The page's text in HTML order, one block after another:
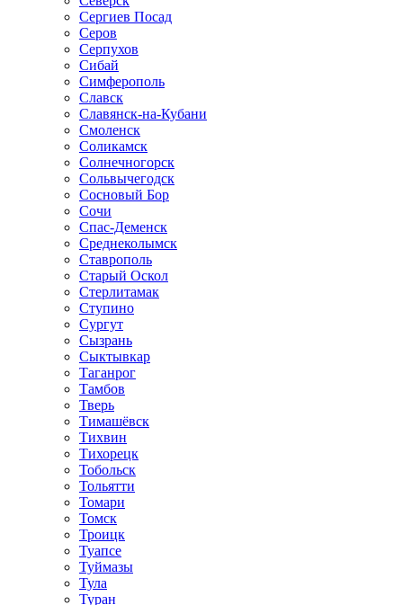
Сергиев Посад
Серов
Серпухов
Сибай
Симферополь
Славск
Славянск-на-Кубани
Смоленск
Соликамск
Солнечногорск
Сольвычегодск
Сосновый Бор
Сочи
Спас-Деменск
Среднеколымск
Ставрополь
Старый Оскол
Стерлитамак
Ступино
Сургут
Сызрань
Сыктывкар
Таганрог
Тамбов
Тверь
Тимашёвск
Тихвин
Тихорецк
Тобольск
Тольятти
Томари
Томск
Троицк
Туапсе
Туймазы
Тула
Туран